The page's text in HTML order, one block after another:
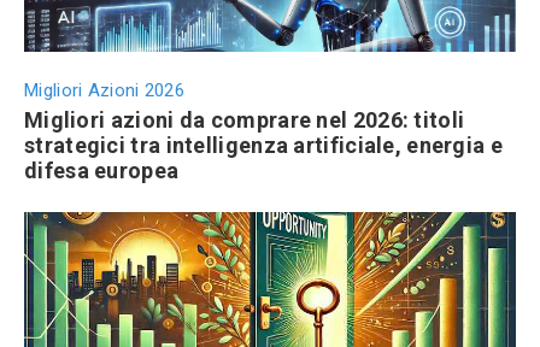
Migliori Azioni 2026
Migliori azioni da comprare nel 2026: titoli
strategici tra intelligenza artificiale, energia e
difesa europea